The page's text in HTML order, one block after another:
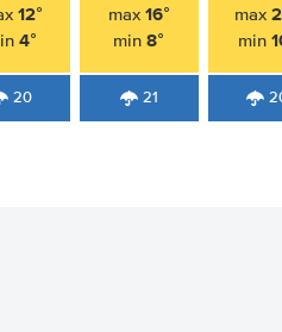
12°
4°
20
max 16°
min8°
21
max
min